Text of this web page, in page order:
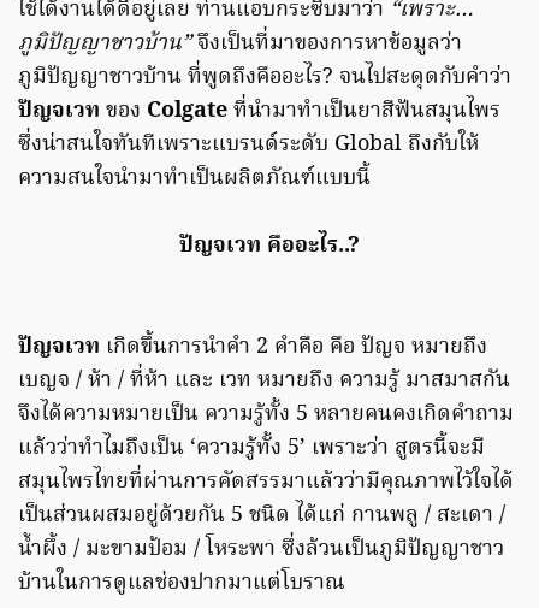
ใช้ได้งานได้ดีอยู่เลย ท่านแอบกระซิบมาว่า “เพราะ…
ภูมิปัญญาชาวบ้าน”จึงเป็นที่มาของการหาข้อมูลว่า
ภูมิปัญญาชาวบ้าน ที่พูดถึงคืออะไร? จนไปสะดุดกับคำว่า
ปัญจเวท ของ Colgateที่นำมาทำเป็นยาสีฟันสมุนไพร
ซึ่งน่าสนใจทันทีเพราะแบรนด์ระดับ Global ถึงกับให้
ความสนใจนำมาทำเป็นผลิตภัณฑ์แบบนี้
ปัญจเวท คืออะไร..?
ปัญจเวท เกิดขึ้นการนำคำ 2 คำคือ คือ ปัญจ หมายถึง
เบญจ / ห้า / ที่ห้า และ เวท หมายถึง ความรู้ มาสมาสกัน
จึงได้ความหมายเป็น ความรู้ทั้ง 5 หลายคนคงเกิดคำถาม
แล้วว่าทำไมถึงเป็น ‘ความรู้ทั้ง 5’ เพราะว่า สูตรนี้จะมี
สมุนไพรไทยที่ผ่านการคัดสรรมาแล้วว่ามีคุณภาพไว้ใจได้
เป็นส่วนผสมอยู่ด้วยกัน 5 ชนิด ได้แก่ กานพลู / สะเดา /
น้ำผึ้ง / มะขามป้อม / โหระพา ซึ่งล้วนเป็นภูมิปัญญาชาว
บ้านในการดูแลช่องปากมาแต่โบราณ